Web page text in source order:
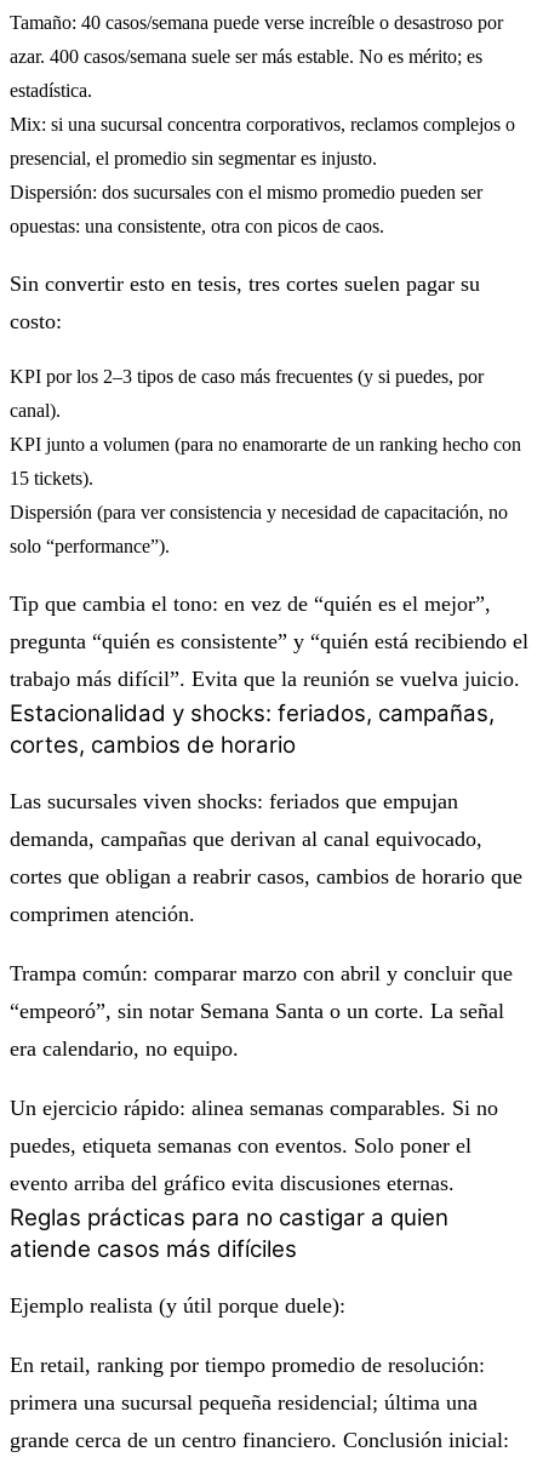
Tamaño: 40 casos/semana puede verse increíble o desastroso por
azar. 400 casos/semana suele ser más estable. No es mérito; es
estadística.
Mix: si una sucursal concentra corporativos, reclamos complejos o
presencial, el promedio sin segmentar es injusto.
Dispersión: dos sucursales con el mismo promedio pueden ser
opuestas: una consistente, otra con picos de caos.
Sin convertir esto en tesis, tres cortes suelen pagar su
costo:
KPI por los 2–3 tipos de caso más frecuentes (y si puedes, por
canal).
KPI junto a volumen (para no enamorarte de un ranking hecho con
15 tickets).
Dispersión (para ver consistencia y necesidad de capacitación, no
solo “performance”).
Tip que cambia el tono: en vez de “quién es el mejor”,
pregunta “quién es consistente” y “quién está recibiendo el
trabajo más difícil”. Evita que la reunión se vuelva juicio.
Estacionalidad y shocks: feriados, campañas,
cortes, cambios de horario
Las sucursales viven shocks: feriados que empujan
demanda, campañas que derivan al canal equivocado,
cortes que obligan a reabrir casos, cambios de horario que
comprimen atención.
Trampa común: comparar marzo con abril y concluir que
“empeoró”, sin notar Semana Santa o un corte. La señal
era calendario, no equipo.
Un ejercicio rápido: alinea semanas comparables. Si no
puedes, etiqueta semanas con eventos. Solo poner el
evento arriba del gráfico evita discusiones eternas.
Reglas prácticas para no castigar a quien
atiende casos más difíciles
Ejemplo realista (y útil porque duele):
En retail, ranking por tiempo promedio de resolución:
primera una sucursal pequeña residencial; última una
grande cerca de un centro financiero. Conclusión inicial: